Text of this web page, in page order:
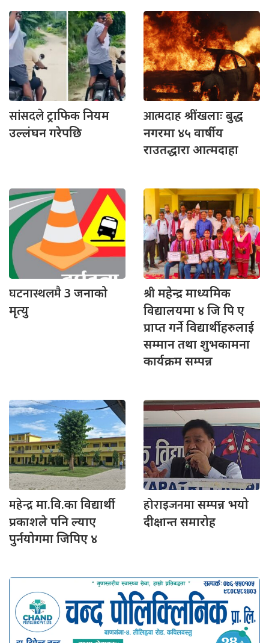
सांसदलेट्राफिक नियम
उल्लंघन गरेपछि
आत्मदाहश्रींखलाः बुद्ध
नगरमा ४५ वार्षीय
राउतद्धारा आत्मदाहा
घटनास्थलमै3 जनाको
मृत्यु
श्रीमहेन्द्र माध्यमिक
विद्यालयमा ४ जि पि ए
प्राप्त गर्ने विद्यार्थीहरुलाई
सम्मान तथा शुभकामना
कार्यक्रम सम्पन्न
महेन्द्रमा.वि.का विद्यार्थी
प्रकाशले पनि ल्याए
पुर्नयोगमा जिपिए ४
होराइजनमासम्पन्न भयो
दीक्षान्त समारोह